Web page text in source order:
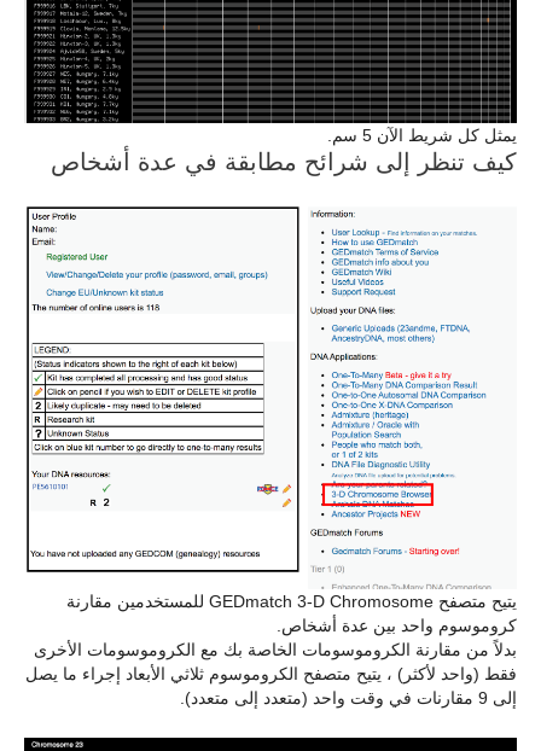
يمثل كل شريط الآن 5 سم.
كيف تنظر إلى شرائح مطابقة في عدة أشخاص
يتيح متصفح GEDmatch 3-D Chromosome للمستخدمين مقارنة
كروموسوم واحد بين عدة أشخاص.
بدلاً من مقارنة الكروموسومات الخاصة بك مع الكروموسومات الأخرى
فقط (واحد لأكثر) ، يتيح متصفح الكروموسوم ثلاثي الأبعاد إجراء ما يصل
إلى 9 مقارنات في وقت واحد (متعدد إلى متعدد).